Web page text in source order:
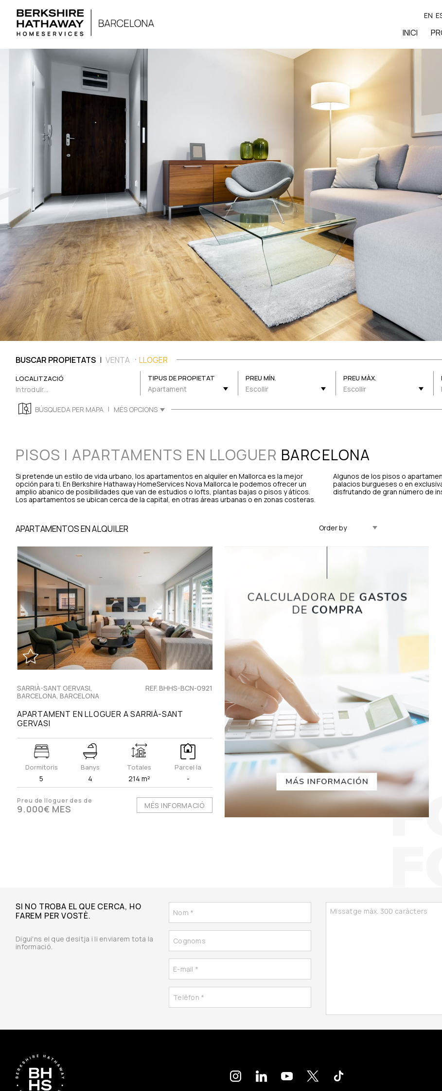
EN
INICI
BUSCAR PROPIETATS | VENTA LLOGER
LOCALITZACIÓ TIPUS DE PROPIETAT
Apartament
PREU MÍN.
Escollir
PREU MÀX.
Escollir
BÚSQUEDA PER MAPA | MÉS OPCIONS
PISOS I APARTAMENTS EN LLOGUER BARCELONA
Si pretende un estilo de vida urbano, los apartamentos en alquiler en Mallorca es la mejor
opción para ti. En Berkshire Hathaway HomeServices Nova Mallorca le podemos ofrecer un
amplio abanico de posibilidades que van de estudios o lofts, plantas bajas o pisos y áticos.
Los apartamentos se ubican cerca de la capital, en otras áreas urbanas o en zonas costeras.
Algunos de los pisos o
palacios burgueses o en
disfrutando de gran número de
APARTAMENTOS EN ALQUILER Actualitzat Descendent
SARRIÀ-SANT GERVASI,
BARCELONA, BARCELONA
REF. BHHS-BCN-0921
APARTAMENT EN LLOGUER A SARRIÀ-SANT
GERVASI
Dormitoris
5
Banys
4
Totales
214 m²
Parcel·la
-
Preu de lloguer des de
9.000€ MES MÉS INFORMACIÓ
SI NO TROBA EL QUE CERCA, HO
FAREM PER VOSTÈ.
Digui'ns el que desitja i li enviarem tota la
informació.